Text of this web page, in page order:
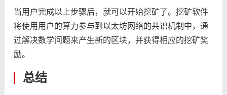
当用户完成以上步骤后，就可以开始挖矿了。挖矿软件
将使用用户的算力参与到以太坊网络的共识机制中，通
过解决数学问题来产生新的区块，并获得相应的挖矿奖
励。
总结